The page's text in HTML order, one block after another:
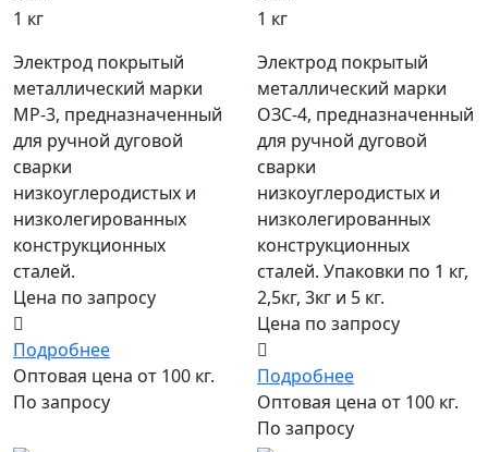
1 кг
Электрод покрытый
металлический марки
МР-3, предназначенный
для ручной дуговой
сварки
низкоуглеродистых и
низколегированных
конструкционных
сталей.
Цена по запросу
Подробнее
Оптовая цена от 100 кг.
По запросу
1 кг
Электрод покрытый
металлический марки
ОЗС-4, предназначенный
для ручной дуговой
сварки
низкоуглеродистых и
низколегированных
конструкционных
сталей. Упаковки по 1 кг,
2,5кг, 3кг и 5 кг.
Цена по запросу
Подробнее
Оптовая цена от 100 кг.
По запросу